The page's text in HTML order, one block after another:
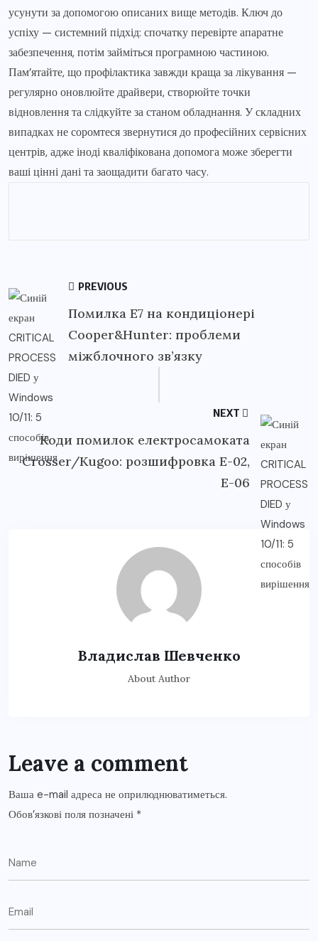
усунути за допомогою описаних вище методів. Ключ до
успіху — системний підхід: спочатку перевірте апаратне
забезпечення, потім займіться програмною частиною.
Пам’ятайте, що профілактика завжди краща за лікування —
регулярно оновлюйте драйвери, створюйте точки
відновлення та слідкуйте за станом обладнання. У складних
випадках не соромтеся звернутися до професійних сервісних
центрів, адже іноді кваліфікована допомога може зберегти
ваші цінні дані та заощадити багато часу.
PREVIOUS
Помилка E7 на кондиціонері
Cooper&Hunter: проблеми
міжблочного зв’язку
NEXT
Коди помилок електросамоката
Crosser/Kugoo: розшифровка E-02,
E-06
Владислав Шевченко
About Author
Leave a comment
Ваша e-mail адреса не оприлюднюватиметься.
Обов’язкові поля позначені *